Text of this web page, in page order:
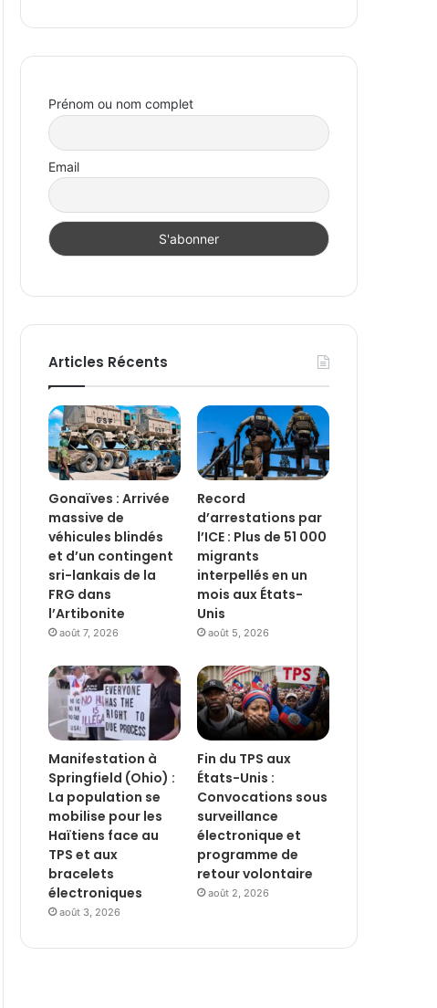
Prénom ou nom complet
Email
Articles Récents
Gonaïves : Arrivée
massive de
véhicules blindés
et d’un contingent
sri-lankais de la
FRG dans
l’Artibonite
août 7, 2026
Record
d’arrestations par
l’ICE : Plus de 51 000
migrants
interpellés en un
mois aux États-
Unis
août 5, 2026
Manifestation à
Springfield (Ohio) :
La population se
mobilise pour les
Haïtiens face au
TPS et aux
bracelets
électroniques
août 3, 2026
Fin du TPS aux
États-Unis :
Convocations sous
surveillance
électronique et
programme de
retour volontaire
août 2, 2026